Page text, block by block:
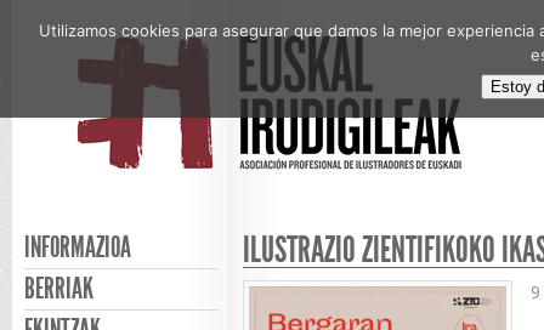
INFORMAZIOA
BERRIAK
ILUSTRAZIO ZIENTIFIKOKO
Utilizamos cookies para asegurar que damos la mejor
Estoy